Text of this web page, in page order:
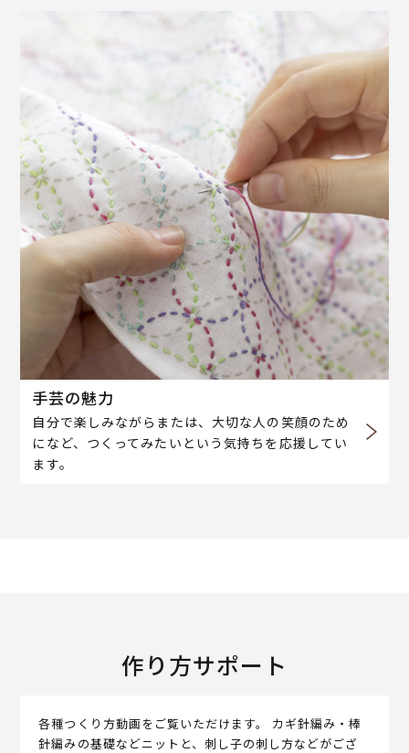
手芸の魅力
自分で楽しみながらまたは、大切な人の笑顔のため
になど、つくってみたいという気持ちを応援してい
ます。
作り方サポート
各種つくり方動画をご覧いただけます。 カギ針編み・棒
針編みの基礎などニットと、刺し子の刺し方などがござ